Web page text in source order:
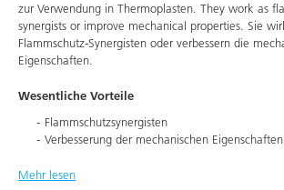
zur Verwendung in Thermoplasten. They work as
synergists or improve mechanical properties. Sie
Flammschutz-Synergisten oder verbessern die
Eigenschaften.
Wesentliche Vorteile
Flammschutzsynergisten
Verbesserung der mechanischen Eigenschaften
Mehr lesen